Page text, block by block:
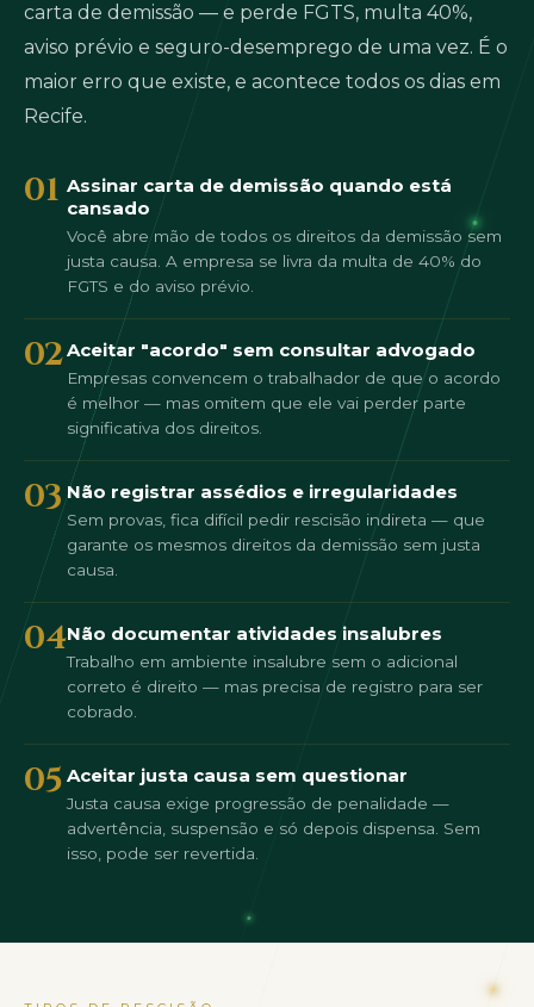
carta de demissão — e perde FGTS, multa 40%,
aviso prévio e seguro-desemprego de uma vez. É o
maior erro que existe, e acontece todos os dias em
Recife.
01 Assinar carta de demissão quando está
cansado
Você abre mão de todos os direitos da demissão sem
justa causa. A empresa se livra da multa de 40% do
FGTS e do aviso prévio.
02Aceitar "acordo" sem consultar advogado
Empresas convencem o trabalhador de que o acordo
é melhor — mas omitem que ele vai perder parte
significativa dos direitos.
03 Não registrar assédios e irregularidades
Sem provas, fica difícil pedir rescisão indireta — que
garante os mesmos direitos da demissão sem justa
causa.
04Não documentar atividades insalubres
Trabalho em ambiente insalubre sem o adicional
correto é direito — mas precisa de registro para ser
cobrado.
05 Aceitar justa causa sem questionar
Justa causa exige progressão de penalidade —
advertência, suspensão e só depois dispensa. Sem
isso, pode ser revertida.